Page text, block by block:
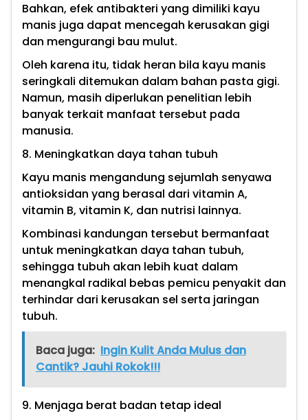
Bahkan, efek antibakteri yang dimiliki kayu
manis juga dapat mencegah kerusakan gigi
dan mengurangi bau mulut.
Oleh karena itu, tidak heran bila kayu manis
seringkali ditemukan dalam bahan pasta gigi.
Namun, masih diperlukan penelitian lebih
banyak terkait manfaat tersebut pada
manusia.
8. Meningkatkan daya tahan tubuh
Kayu manis mengandung sejumlah senyawa
antioksidan yang berasal dari vitamin A,
vitamin B, vitamin K, dan nutrisi lainnya.
Kombinasi kandungan tersebut bermanfaat
untuk meningkatkan daya tahan tubuh,
sehingga tubuh akan lebih kuat dalam
menangkal radikal bebas pemicu penyakit dan
terhindar dari kerusakan sel serta jaringan
tubuh.
Baca juga: Ingin Kulit Anda Mulus dan
Cantik? Jauhi Rokok!!!
9. Menjaga berat badan tetap ideal